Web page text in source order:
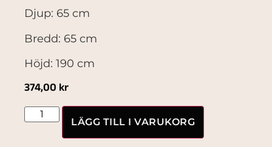
Djup: 65 cm
Bredd: 65 cm
Höjd: 190 cm
374,00 kr
LÄGG TILL I VARUKORG